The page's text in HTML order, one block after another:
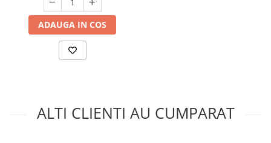
ADAUGA IN COS
ALTI CLIENTI AU CUMPARAT